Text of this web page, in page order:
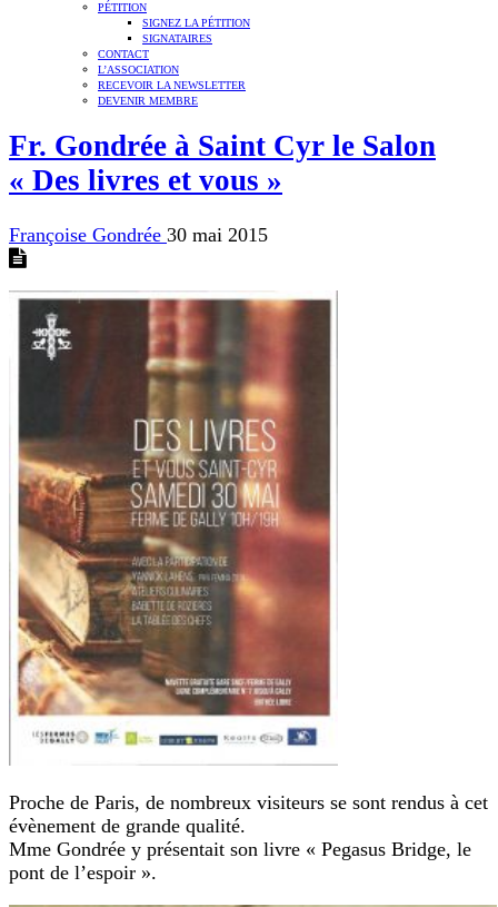
PÉTITION
SIGNEZ LA PÉTITION
SIGNATAIRES
CONTACT
L’ASSOCIATION
RECEVOIR LA NEWSLETTER
DEVENIR MEMBRE
Fr. Gondrée à Saint Cyr le Salon
« Des livres et vous »
Françoise Gondrée 30 mai 2015
Proche de Paris, de nombreux visiteurs se sont rendus à cet
évènement de grande qualité.
Mme Gondrée y présentait son livre « Pegasus Bridge, le
pont de l’espoir ».